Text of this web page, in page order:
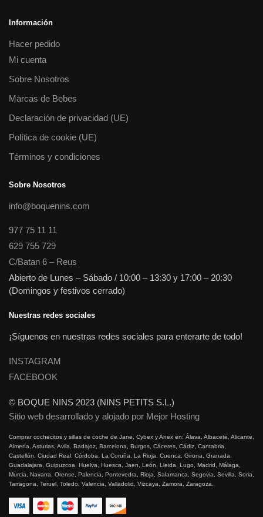
Información
Hacer pedido
Mi cuenta
Sobre Nosotros
Marcas de Bebes
Declaración de privacidad (UE)
Política de cookie (UE)
Términos y condiciones
Sobre Nosotros
info@boquenins.com
977 75 11 11
629 755 729
C/Batan 6 – Reus
Abierto de Lunes – Sábado / 10:00 – 13:30 y 17:00 – 20:30
(Domingos y festivos cerrado)
Nuestras redes sociales
¡Síguenos en nuestras redes sociales para enterarte de todo!
INSTAGRAM
FACEBOOK
© BOQUE NINS 2023 (NINS PETITS S.L.)
Sitio web desarrollado y alojado por Mejor Hosting
Comprar cochecitos y sillas de coche de Jane, Cybex y Anex en: Álava, Albacete, Alicante,
Almería, Asturias, Avila, Badajoz, Barcelona, Burgos, Cáceres, Cádiz, Cantabria,
Castellón, Ciudad Real, Córdoba, La Coruña, La Rioja, Cuenca, Girona, Granada,
Guadalajara, Guipuzcoa, Huelva, Huesca, Jaen, León, Lleida, Lugo, Madrid, Málaga,
Murcia, Navarra, Orense, Palencia, Pontevedra, Rioja, Salamanca, Segovia, Sevilla, Soria,
Tarragona, Teruel, Toledo, Valencia, Valladolid, Vizcaya, Zamora, Zaragoza.